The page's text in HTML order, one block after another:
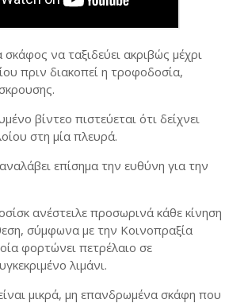
σκάφος να ταξιδεύει ακριβώς μέχρι
πριν διακοπεί η τροφοδοσία,
βίντεο πιστεύεται ότι δείχνει
στη μία πλευρά.
επίσημα την ευθύνη για την
ανέστειλε προσωρινά κάθε κίνηση
σύμφωνα με την Κοινοπραξία
φορτώνει πετρέλαιο σε
λιμάνι.
μικρά, μη επανδρωμένα σκάφη που